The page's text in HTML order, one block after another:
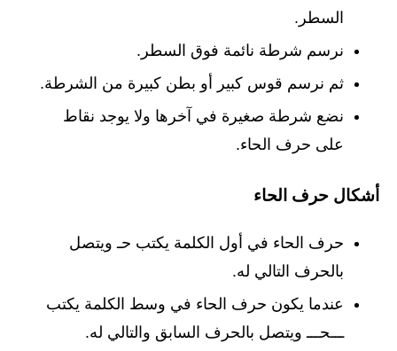
السطر.
نرسم شرطة نائمة فوق السطر.
ثم نرسم قوس كبير أو بطن كبيرة من الشرطة.
نضع شرطة صغيرة في آخرها ولا يوجد نقاط
على حرف الحاء.
أشكال حرف الحاء
حرف الحاء في أول الكلمة يكتب حـ ويتصل
بالحرف التالي له.
عندما يكون حرف الحاء في وسط الكلمة يكتب
ـــحـــ ويتصل بالحرف السابق والتالي له.